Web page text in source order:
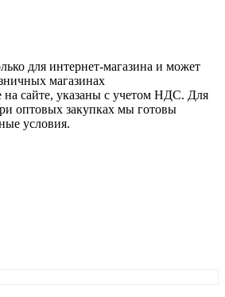
для интернет-магазина и может
магазинах
сайте, указаны с учетом НДС. Для
оптовых закупках мы готовы
условия.